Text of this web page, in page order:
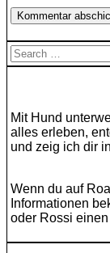
Search
for:
Mit Hund
alles erleben,
und zeig ich dir
Wenn du auf
Informationen
oder Rossi